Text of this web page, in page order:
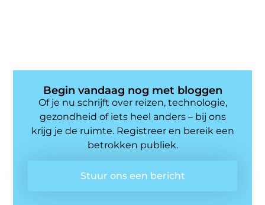
Begin vandaag nog met bloggen
Of je nu schrijft over reizen, technologie,
gezondheid of iets heel anders – bij ons
krijg je de ruimte. Registreer en bereik een
betrokken publiek.
Stuur ons een bericht